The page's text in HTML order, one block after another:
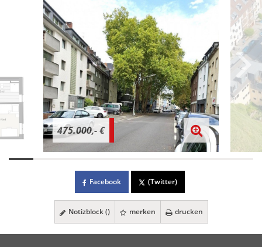
475.000,- €
Facebook (Twitter)
Notizblock () merken drucken